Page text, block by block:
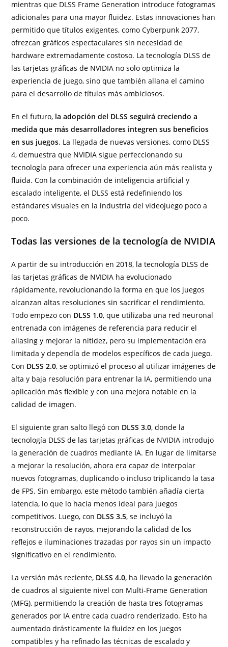
mientras que DLSS Frame Generation introduce fotogramas
adicionales para una mayor fluidez. Estas innovaciones han
permitido que títulos exigentes, como Cyberpunk 2077,
ofrezcan gráficos espectaculares sin necesidad de
hardware extremadamente costoso. La tecnología DLSS de
las tarjetas gráficas de NVIDIA no solo optimiza la
experiencia de juego, sino que también allana el camino
para el desarrollo de títulos más ambiciosos.
En el futuro, la adopción del DLSS seguirá creciendo a
medida que más desarrolladores integren sus beneficios
en sus juegos. La llegada de nuevas versiones, como DLSS
4, demuestra que NVIDIA sigue perfeccionando su
tecnología para ofrecer una experiencia aún más realista y
fluida. Con la combinación de inteligencia artificial y
escalado inteligente, el DLSS está redefiniendo los
estándares visuales en la industria del videojuego poco a
poco.
Todas las versiones de la tecnología de NVIDIA
A partir de su introducción en 2018, la tecnología DLSS de
las tarjetas gráficas de NVIDIA ha evolucionado
rápidamente, revolucionando la forma en que los juegos
alcanzan altas resoluciones sin sacrificar el rendimiento.
Todo empezo con DLSS 1.0, que utilizaba una red neuronal
entrenada con imágenes de referencia para reducir el
aliasing y mejorar la nitidez, pero su implementación era
limitada y dependía de modelos específicos de cada juego.
Con DLSS 2.0, se optimizó el proceso al utilizar imágenes de
alta y baja resolución para entrenar la IA, permitiendo una
aplicación más flexible y con una mejora notable en la
calidad de imagen.
El siguiente gran salto llegó con DLSS 3.0, donde la
tecnología DLSS de las tarjetas gráficas de NVIDIA introdujo
la generación de cuadros mediante IA. En lugar de limitarse
a mejorar la resolución, ahora era capaz de interpolar
nuevos fotogramas, duplicando o incluso triplicando la tasa
de FPS. Sin embargo, este método también añadía cierta
latencia, lo que lo hacía menos ideal para juegos
competitivos. Luego, con DLSS 3.5, se incluyó la
reconstrucción de rayos, mejorando la calidad de los
reflejos e iluminaciones trazadas por rayos sin un impacto
significativo en el rendimiento.
La versión más reciente, DLSS 4.0, ha llevado la generación
de cuadros al siguiente nivel con Multi-Frame Generation
(MFG), permitiendo la creación de hasta tres fotogramas
generados por IA entre cada cuadro renderizado. Esto ha
aumentado drásticamente la fluidez en los juegos
compatibles y ha refinado las técnicas de escalado y